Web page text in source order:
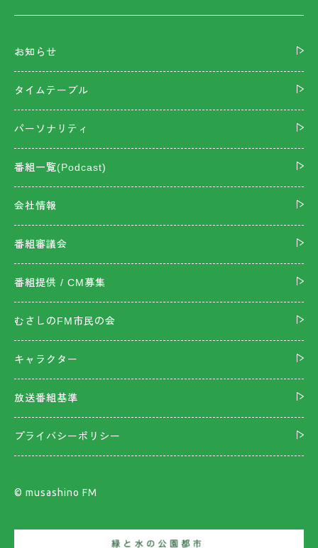
お知らせ
タイムテーブル
パーソナリティ
番組一覧(Podcast)
会社情報
番組審議会
番組提供 / CM募集
むさしのFM市民の会
キャラクター
放送番組基準
プライバシーポリシー
©︎ musashino FM